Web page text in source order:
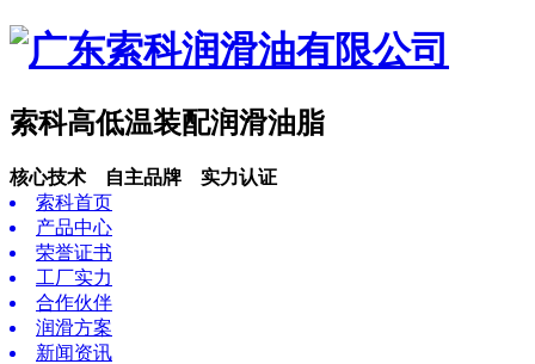
索科高低温装配润滑油脂
核心技术 自主品牌 实力认证
索科首页
产品中心
荣誉证书
工厂实力
合作伙伴
润滑方案
新闻资讯